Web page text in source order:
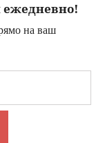
ежедневно!
на ваш